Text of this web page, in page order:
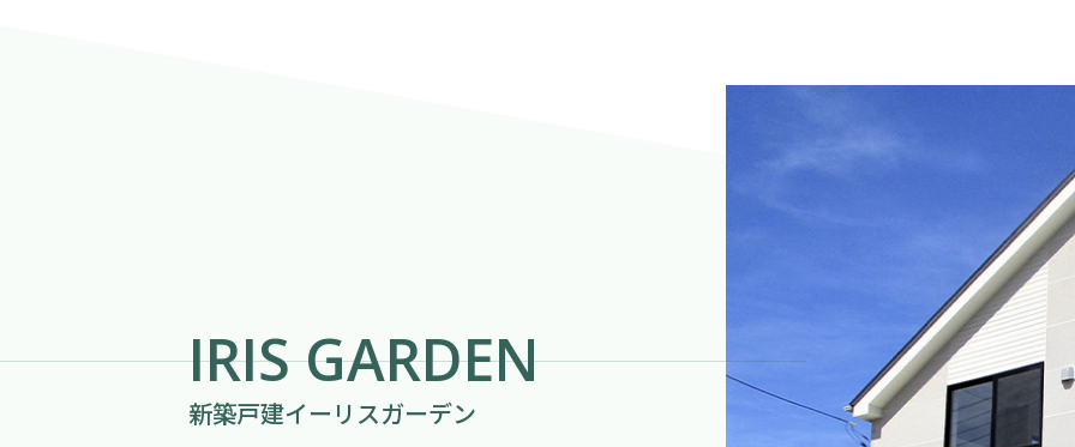
IRIS GARDEN
新築戸建イーリスガーデン